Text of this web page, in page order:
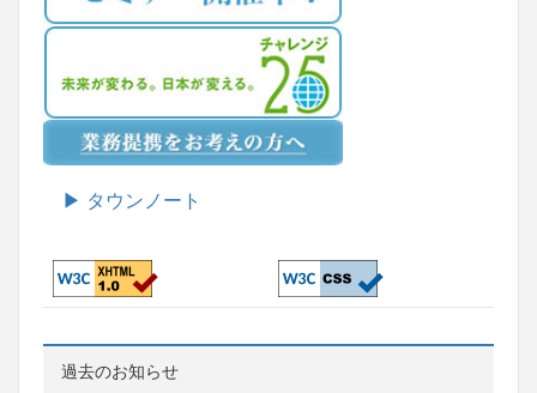
▶ タウンノート
過去のお知らせ